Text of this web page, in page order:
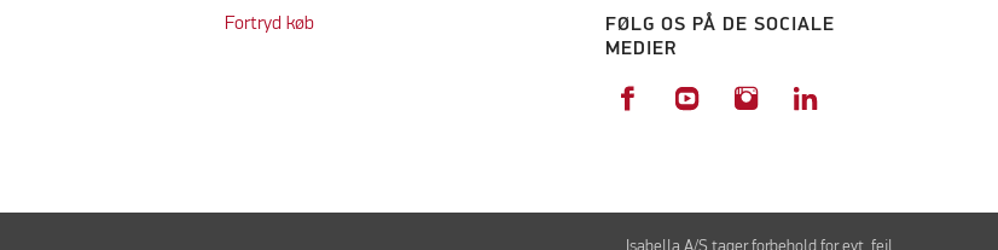
Fortryd køb
FØLG OS PÅ DE SOCIALE
MEDIER
Isabella A/S tager forbehold for evt. fejl